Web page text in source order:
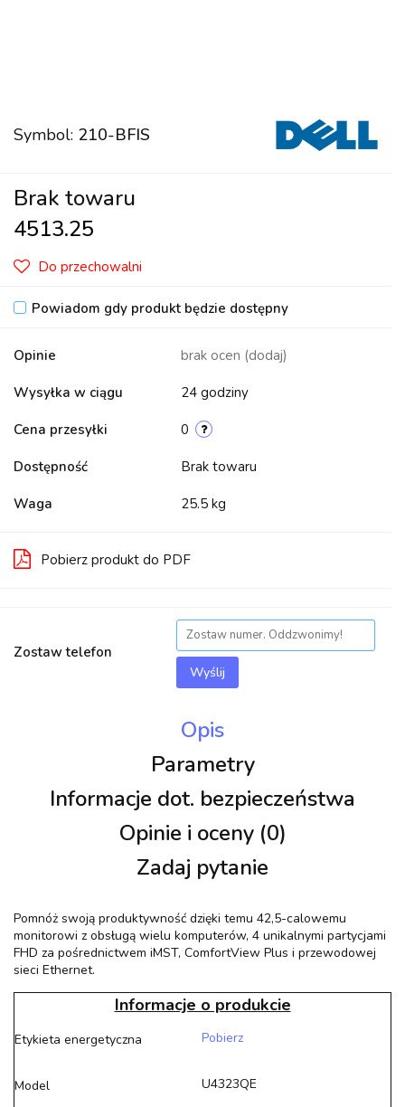
Symbol: 210-BFIS
Brak towaru
4513.25
Do przechowalni
Powiadom gdy produkt będzie dostępny
Opinie brak ocen (dodaj)
Wysyłka w ciągu 24 godziny
Cena przesyłki 0
Dostępność Brak towaru
Waga 25.5 kg
Pobierz produkt do PDF
Zostaw telefon
Wyślij
Opis
Parametry
Informacje dot. bezpieczeństwa
Opinie i oceny (0)
Zadaj pytanie
Pomnóż swoją produktywność dzięki temu 42,5-calowemu
monitorowi z obsługą wielu komputerów, 4 unikalnymi partycjami
FHD za pośrednictwem iMST, ComfortView Plus i przewodowej
sieci Ethernet.
Informacje o produkcie
Etykieta energetyczna Pobierz
Model
U4323QE